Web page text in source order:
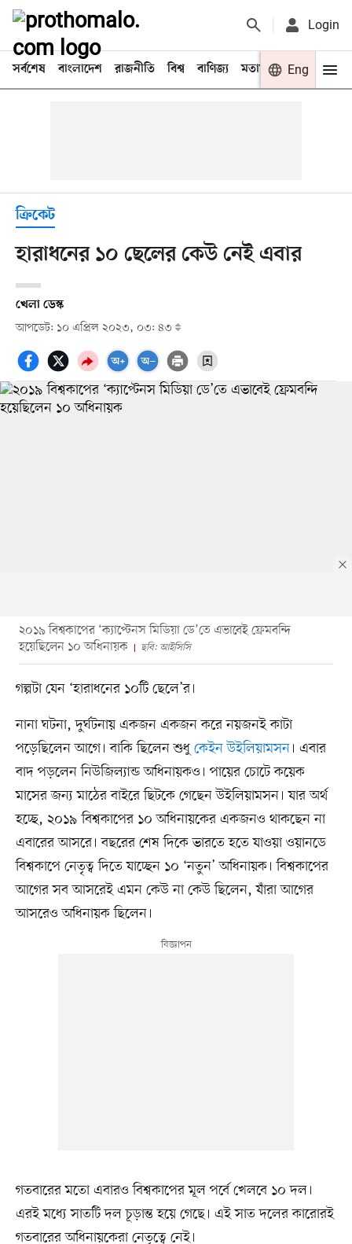
Login
সর্বশেষ বাংলাদেশ রাজনীতি বিশ্ব বাণিজ্য মতামত খেলা
Eng
ক্রিকেট
হারাধনের ১০ ছেলের কেউ নেই এবার
খেলা ডেস্ক
আপডেট: ১০ এপ্রিল ২০২৩, ০৩: ৪৩
২০১৯ বিশ্বকাপের ‘ক্যাপ্টেনস মিডিয়া ডে’তে এভাবেই ফ্রেমবন্দি
হয়েছিলেন ১০ অধিনায়ক
ছবি: আইসিসি
গল্পটা যেন ‘হারাধনের ১০টি ছেলে’র।
নানা ঘটনা, দুর্ঘটনায় একজন একজন করে নয়জনই কাটা
পড়েছিলেন আগে। বাকি ছিলেন শুধু কেইন উইলিয়ামসন। এবার
বাদ পড়লেন নিউজিল্যান্ড অধিনায়কও। পায়ের চোটে কয়েক
মাসের জন্য মাঠের বাইরে ছিটকে গেছেন উইলিয়ামসন। যার অর্থ
হচ্ছে, ২০১৯ বিশ্বকাপের ১০ অধিনায়কের একজনও থাকছেন না
এবারের আসরে। বছরের শেষ দিকে ভারতে হতে যাওয়া ওয়ানডে
বিশ্বকাপে নেতৃত্ব দিতে যাচ্ছেন ১০ ‘নতুন’ অধিনায়ক। বিশ্বকাপের
আগের সব আসরেই এমন কেউ না কেউ ছিলেন, যাঁরা আগের
আসরেও অধিনায়ক ছিলেন।
গতবারের মতো এবারও বিশ্বকাপের মূল পর্বে খেলবে ১০ দল।
এরই মধ্যে সাতটি দল চূড়ান্ত হয়ে গেছে। এই সাত দলের কারোরই
গতবারের অধিনায়কেরা নেতৃত্বে নেই।